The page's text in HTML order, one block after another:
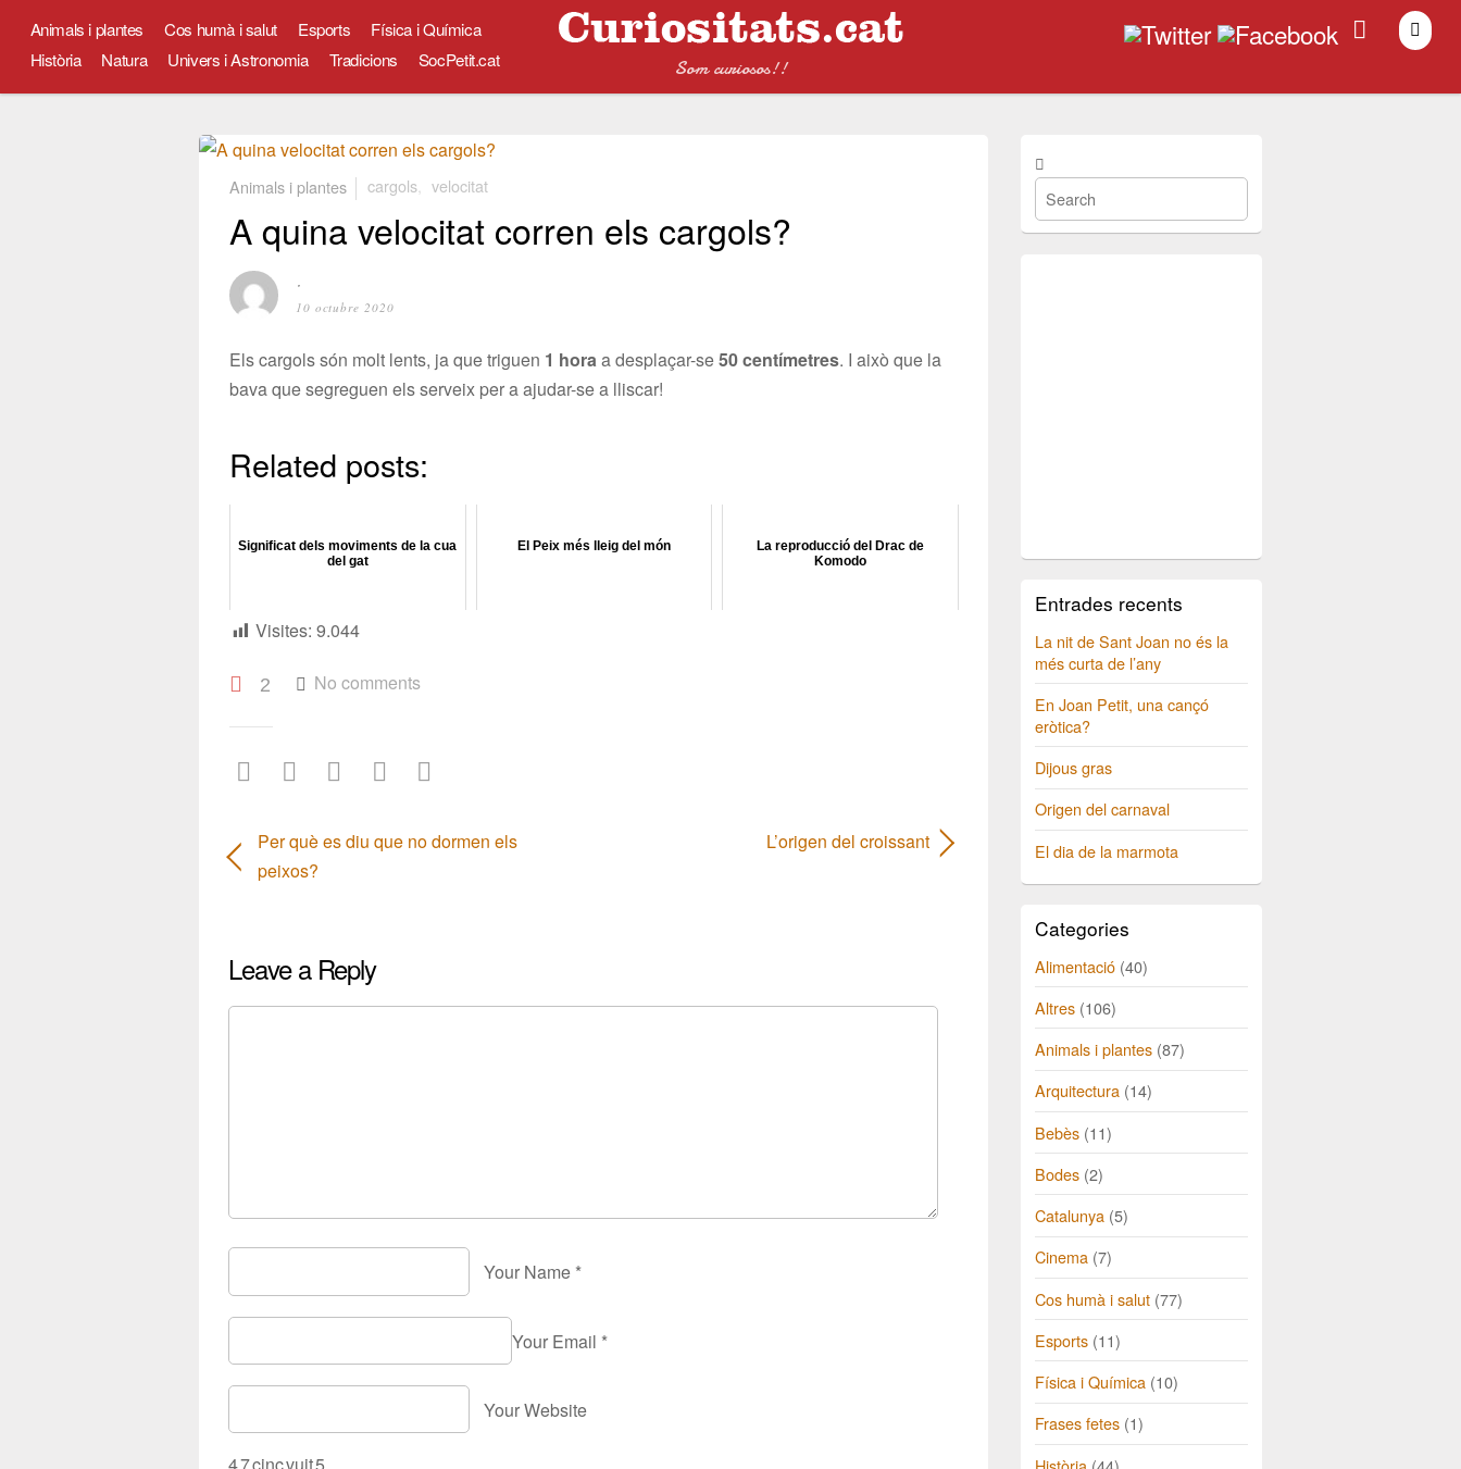
Som curiosos!!
Animals i plantes Cos humà i salut Esports
Física i Química
Història
Natura Univers i Astronomia Tradicions SocPetit.cat
Animals i plantes cargols, velocitat
A quina velocitat corren els cargols?
⋅
10 octubre 2020
Els cargols són molt lents, ja que triguen 1 horaa desplaçar-se50 centímetres. I això que la
bava que segreguen els serveix per a ajudar-se a lliscar!
Related posts:
Significat dels moviments de la cua
del gat
El Peix més lleig del món
La reproducció del Drac de
Komodo
Visites: 9.044
2 No comments
Per què es diu que no dormen els
peixos?
L’origen del croissant
Leave a Reply
Your Name *
Your Email *
Your Website
Entrades recents
La nit de Sant Joan no és la
més curta de l’any
En Joan Petit, una cançó
eròtica?
Dijous gras
Origen del carnaval
El dia de la marmota
Categories
Alimentació(40)
Altres(106)
Animals i plantes(87)
Arquitectura(14)
Bebès(11)
Bodes(2)
Catalunya(5)
Cinema(7)
Cos humà i salut(77)
Esports(11)
Física i Química(10)
Frases fetes(1)